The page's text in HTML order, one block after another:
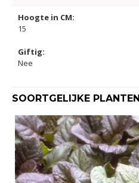
Hoogte in CM:
15
Giftig:
Nee
SOORTGELIJKE PLANTEN